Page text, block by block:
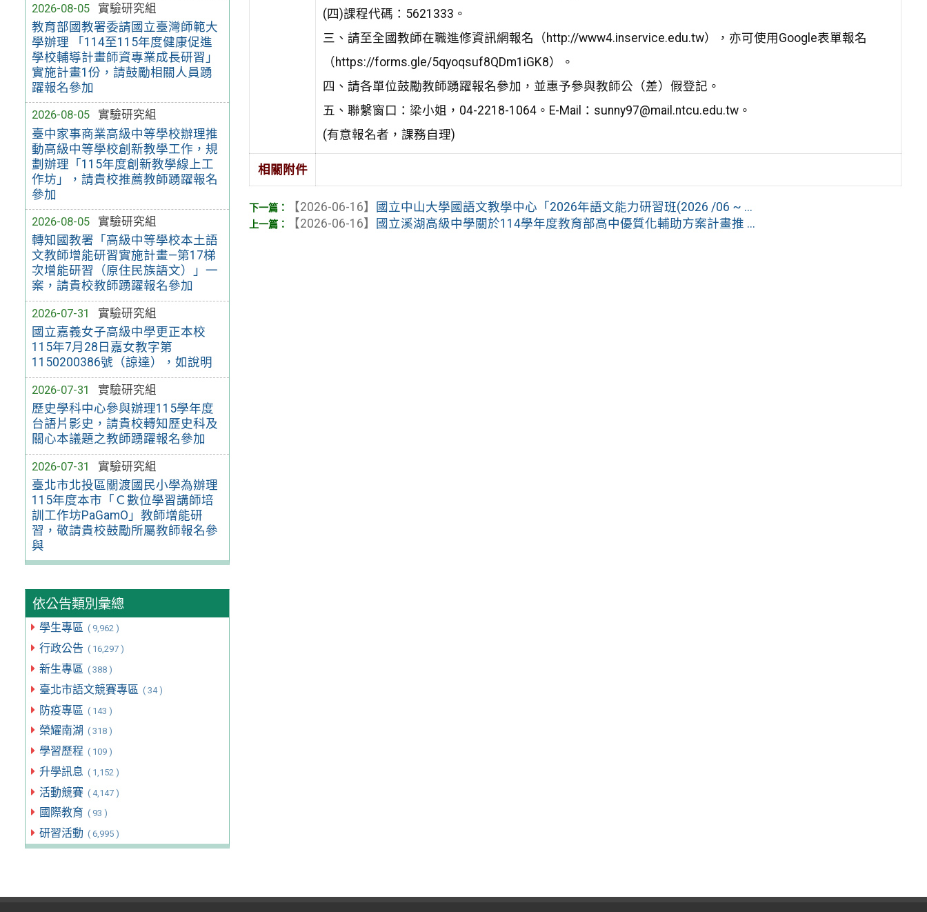
2026-08-05
實驗研究組
教育部國教署委請國立臺灣師範大
學辦理 「114至115年度健康促進
學校輔導計畫師資專業成長研習」
實施計畫1份，請鼓勵相關人員踴
躍報名參加
2026-08-05
實驗研究組
臺中家事商業高級中等學校辦理推
動高級中等學校創新教學工作，規
劃辦理「115年度創新教學線上工
作坊」，請貴校推薦教師踴躍報名
參加
2026-08-05
實驗研究組
轉知國教署「高級中等學校本土語
文教師增能研習實施計畫—第17梯
次增能研習（原住民族語文）」一
案，請貴校教師踴躍報名參加
2026-07-31
實驗研究組
國立嘉義女子高級中學更正本校
115年7月28日嘉女教字第
1150200386號（諒達），如說明
2026-07-31
實驗研究組
歷史學科中心參與辦理115學年度
台語片影史，請貴校轉知歷史科及
關心本議題之教師踴躍報名參加
2026-07-31
實驗研究組
臺北市北投區關渡國民小學為辦理
115年度本市「Ｃ數位學習講師培
訓工作坊PaGamO」教師增能研
習，敬請貴校鼓勵所屬教師報名參
與
依公告類別彙總
學生專區 ( 9,962 )
行政公告 ( 16,297 )
新生專區 ( 388 )
臺北市語文競賽專區 ( 34 )
防疫專區 ( 143 )
榮耀南湖 ( 318 )
學習歷程 ( 109 )
升學訊息 ( 1,152 )
活動競賽 ( 4,147 )
國際教育 ( 93 )
研習活動 ( 6,995 )
(四)課程代碼：5621333。
三、請至全國教師在職進修資訊網報名（http://www4.inservice.edu.tw），亦可使用Google表單報名
（https://forms.gle/5qyoqsuf8QDm1iGK8）。
四、請各單位鼓勵教師踴躍報名參加，並惠予參與教師公（差）假登記。
五、聯繫窗口：梁小姐，04-2218-1064。E-Mail：sunny97@mail.ntcu.edu.tw。
(有意報名者，課務自理)
相關附件
【2026-06-16】 國立中山大學國語文教學中心「2026年語文能力研習班(2026 /06 ~ ...
【2026-06-16】 國立溪湖高級中學關於114學年度教育部高中優質化輔助方案計畫推 ...